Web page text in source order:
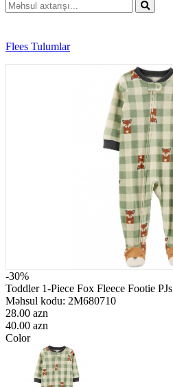
Flees Tulumlar
-30%
Toddler 1-Piece Fox Fleece Footie PJs
Məhsul kodu: 2M680710
28.00 azn
40.00 azn
Color